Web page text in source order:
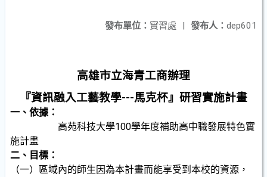
發布人： dep601
發布單位： 實習處 |
高雄市立海青工商辦理
『資訊融入工藝教學---馬克杯』研習實施計畫
一、依據：
高苑科技大學100學年度補助高中職發展特色實
施計畫
二、目標：
（一）區域內的師生因為本計畫而能享受到本校的資源，